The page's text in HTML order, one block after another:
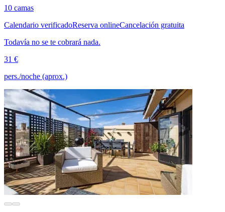
10 camas
Calendario verificadoReserva onlineCancelación gratuita
Todavía no se te cobrará nada.
31 €
pers./noche (aprox.)